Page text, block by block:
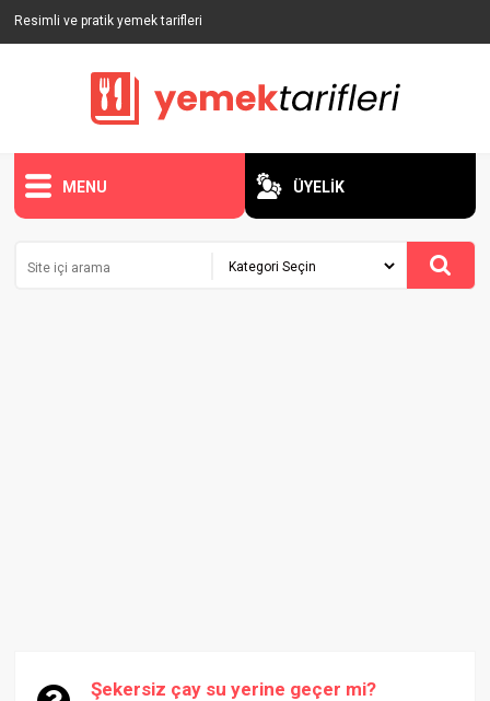
Resimli ve pratik yemek tarifleri
MENU ÜYELİK
Şekersiz çay su yerine geçer mi?